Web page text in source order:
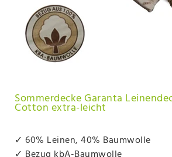
Sommerdecke Garanta
Cotton extra-leicht
✓ 60% Leinen, 40% Baumwolle